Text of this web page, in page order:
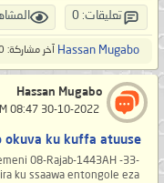
تعليقات: 0
Hassan Mugabo آخر مشاركة: 20-11-2022,
Hassan Mugabo
okuva ku kuffa atuuse.
08-Rajab-1443AH
ku ssaawa entongole eza